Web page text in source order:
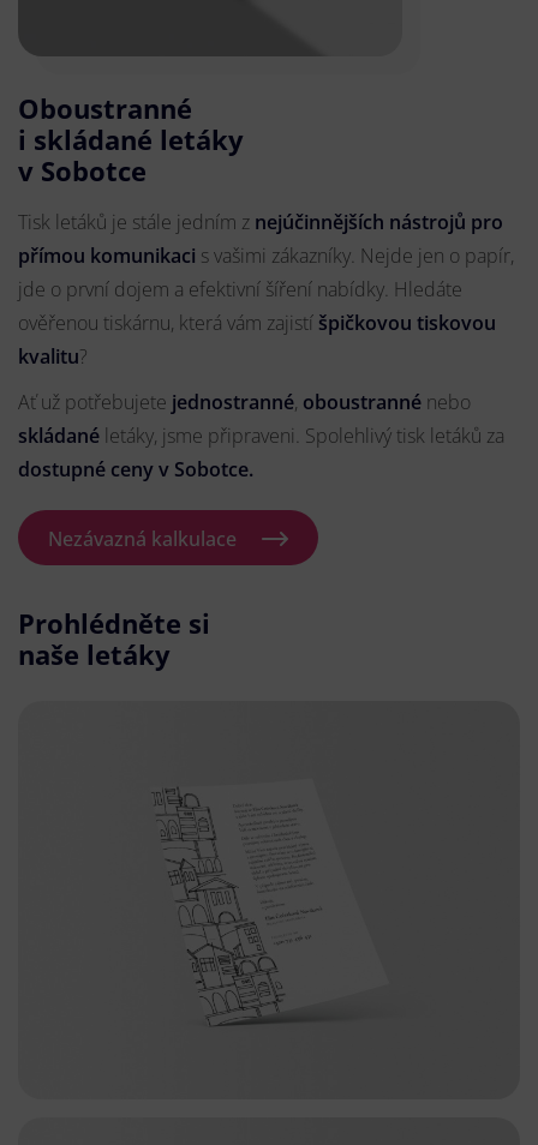
Oboustranné
i skládané letáky
v Sobotce
Tisk letáků je stále jedním z nejúčinnějších nástrojů pro
přímou komunikaci s vašimi zákazníky. Nejde jen o papír,
jde o první dojem a efektivní šíření nabídky. Hledáte
ověřenou tiskárnu, která vám zajistí špičkovou tiskovou
kvalitu?
Ať už potřebujete jednostranné, oboustranné nebo
skládané letáky, jsme připraveni. Spolehlivý tisk letáků za
dostupné ceny v Sobotce.
Nezávazná kalkulace
Prohlédněte si
naše letáky